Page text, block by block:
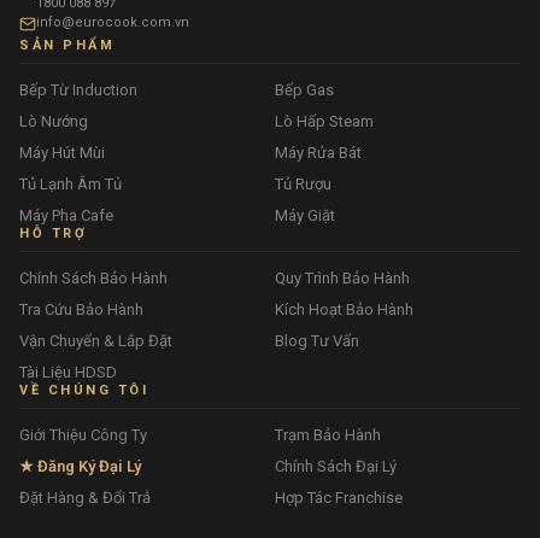
info@eurocook.com.vn
SẢN PHẨM
Bếp Từ Induction
Bếp Gas
Lò Nướng
Lò Hấp Steam
Máy Hút Mùi
Máy Rửa Bát
Tủ Lạnh Âm Tủ
Tủ Rượu
Máy Pha Cafe
Máy Giặt
HỖ TRỢ
Chính Sách Bảo Hành
Quy Trình Bảo Hành
Tra Cứu Bảo Hành
Kích Hoạt Bảo Hành
Vận Chuyển & Lắp Đặt
Blog Tư Vấn
Tài Liệu HDSD
VỀ CHÚNG TÔI
Giới Thiệu Công Ty
Trạm Bảo Hành
★ Đăng Ký Đại Lý
Chính Sách Đại Lý
Đặt Hàng & Đổi Trả
Hợp Tác Franchise